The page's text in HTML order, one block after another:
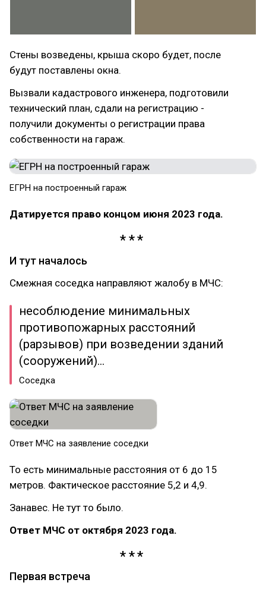
Стены возведены, крыша скоро будет, после
будут поставлены окна.
Вызвали кадастрового инженера, подготовили
технический план, сдали на регистрацию -
получили документы о регистрации права
собственности на гараж.
ЕГРН на построенный гараж
Датируется право концом июня 2023 года.
И тут началось
Смежная соседка направляют жалобу в МЧС:
несоблюдение минимальных
противопожарных расстояний
(рарзывов) при возведении зданий
(сооружений)...
Соседка
Ответ МЧС на заявление соседки
То есть минимальные расстояния от 6 до 15
метров. Фактическое расстояние 5,2 и 4,9.
Занавес. Не тут то было.
Ответ МЧС от октября 2023 года.
Первая встреча